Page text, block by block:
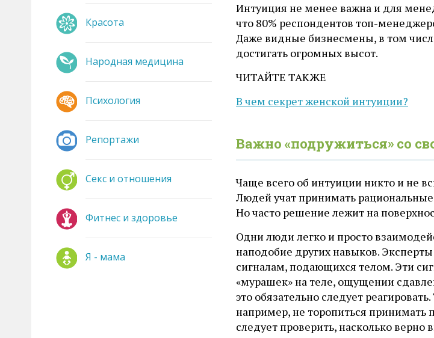
Интуиция не менее важна и для
что 80% респондентов топ-
Даже видные бизнесмены, в том
достигать огромных высот.
ЧИТАЙТЕ ТАКЖЕ
В чем секрет женской интуиции?
Важно «подружиться» со
Чаще всего об интуиции никто и не
Людей учат принимать
Но часто решение лежит на
Одни люди легко и просто
наподобие других навыков.
сигналам, подающихся телом. Эти
«мурашек» на теле, ощущении
это обязательно следует
например, не торопиться принимать
следует проверить, насколько
Красота
Народная медицина
Психология
Репортажи
Секс и отношения
Фитнес и здоровье
Я - мама